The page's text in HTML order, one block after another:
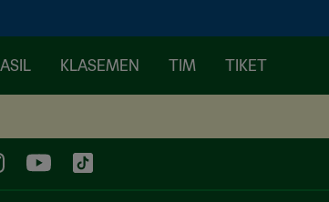
KLASEMEN TIM TIKET